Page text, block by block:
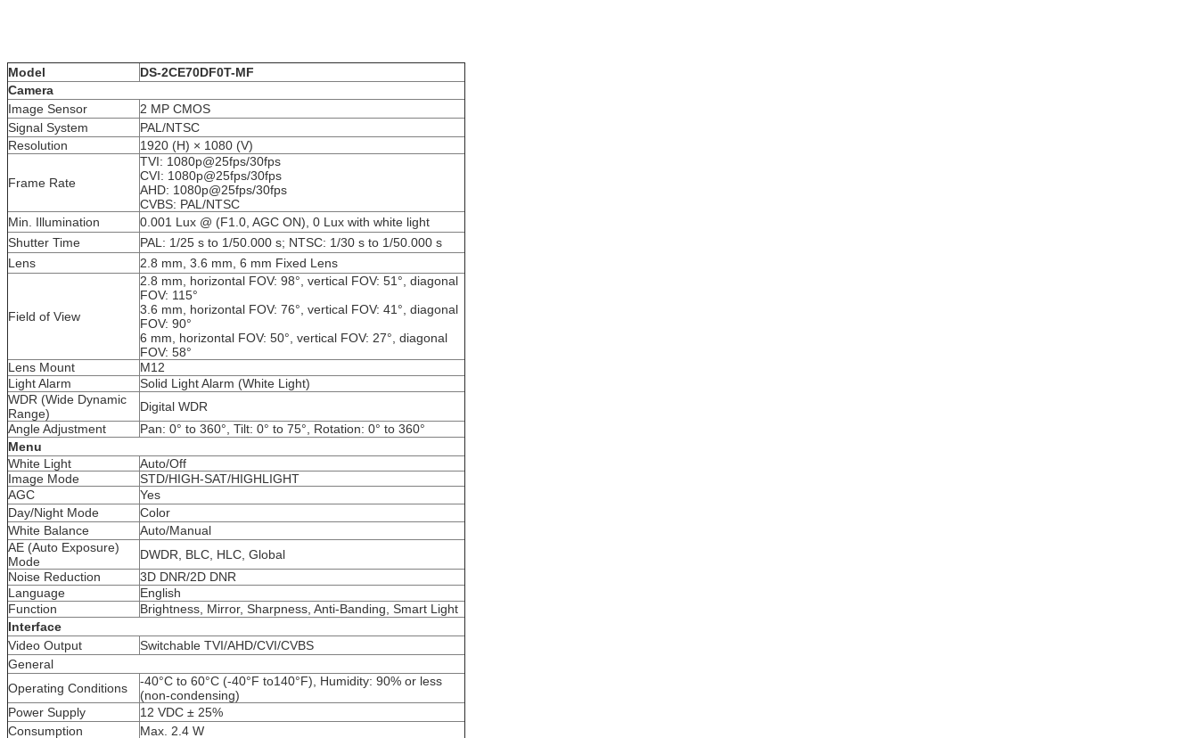
Model
DS-2CE70DF0T-MF
Camera
Image Sensor
2 MP CMOS
Signal System
PAL/NTSC
Resolution
1920 (H) × 1080 (V)
Frame Rate
TVI: 1080p@25fps/30fps
CVI: 1080p@25fps/30fps
AHD: 1080p@25fps/30fps
CVBS: PAL/NTSC
Min. Illumination
0.001 Lux @ (F1.0, AGC ON), 0 Lux with white light
Shutter Time
PAL: 1/25 s to 1/50.000 s; NTSC: 1/30 s to 1/50.000 s
Lens
2.8 mm, 3.6 mm, 6 mm Fixed Lens
Field of View
2.8 mm, horizontal FOV: 98°, vertical FOV: 51°, diagonal
FOV: 115°
3.6 mm, horizontal FOV: 76°, vertical FOV: 41°, diagonal
FOV: 90°
6 mm, horizontal FOV: 50°, vertical FOV: 27°, diagonal
FOV: 58°
Lens Mount
M12
Light Alarm
Solid Light Alarm (White Light)
WDR (Wide Dynamic
Range)
Digital WDR
Angle Adjustment
Pan: 0° to 360°, Tilt: 0° to 75°, Rotation: 0° to 360°
Menu
White Light
Auto/Off
Image Mode
STD/HIGH-SAT/HIGHLIGHT
AGC
Yes
Day/Night Mode
Color
White Balance
Auto/Manual
AE (Auto Exposure)
Mode
DWDR, BLC, HLC, Global
Noise Reduction
3D DNR/2D DNR
Language
English
Function
Brightness, Mirror, Sharpness, Anti-Banding, Smart Light
Interface
Video Output
Switchable TVI/AHD/CVI/CVBS
General
Operating Conditions
-40°C to 60°C (-40°F to140°F), Humidity: 90% or less
(non-condensing)
Power Supply
12 VDC ± 25%
Consumption
Max. 2.4 W